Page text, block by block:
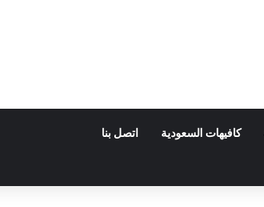
كافيهات السعودية اتصل بنا